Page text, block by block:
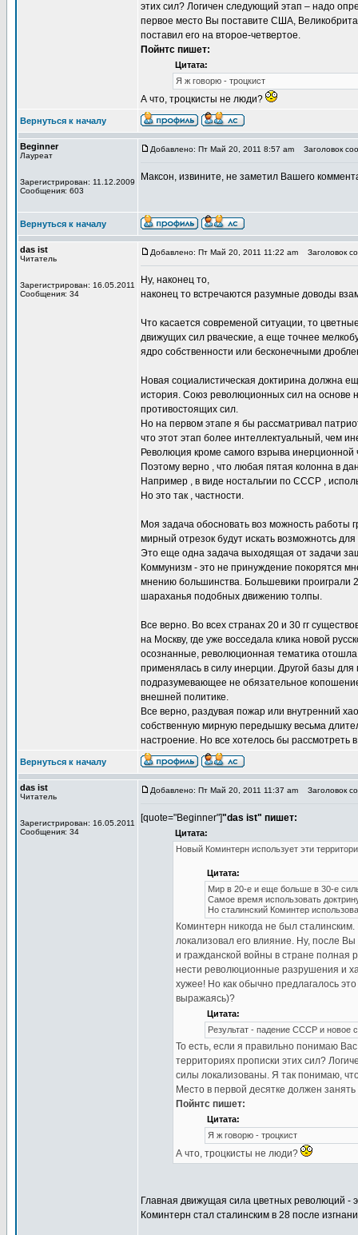
этих сил? Логичен следующий этап – надо
первое место Вы поставите США,
поставил его на второе-четвертое.
Пойнтс пишет:
Цитата:
Я ж говорю - троцкист
А что, троцкисты не люди?
Вернуться к началу
Beginner
Лауреат
Зарегистрирован: 11.12.2009
Сообщения: 603
Добавлено: Пт Май 20, 2011 8:57 am Заголовок
Максон, извините, не заметил Вашего
Вернуться к началу
das ist
Читатель
Зарегистрирован: 16.05.2011
Сообщения: 34
Добавлено: Пт Май 20, 2011 11:22 am Заголовок
Ну, наконец то,
наконец то встречаются разумные доводы
Что касается современой ситуации, то
движущих сил рваческие, а еще точнее
ядро собственности или бесконечными
Новая социалистическая доктирина должна
история. Союз революционных сил на основе
противостоящих сил.
Но на первом этапе я бы рассматривал
что этот этап более интеллектуальный, чем
Революция кроме самого взрыва инерционной
Поэтому верно , что любая пятая колонна в
Например , в виде ностальгии по СССР ,
Но это так , частности.
Моя задача обосновать воз можность работы
мирный отрезок будут искать возможнотсь
Это еще одна задача выходящая от задачи
Коммунизм - это не принуждение покорятся
мнению большинства. Большевики проиграли
шараханья подобных движению толпы.
Все верно. Во всех странах 20 и 30 гг
на Москву, где уже восседала клика новой
осознанные, революционная тематика
применялась в силу инерции. Другой базы
подразумевающее не обязательное
внешней политике.
Все верно, раздувая пожар или внутренний
собственную мирную передышку весьма
настроение. Но все хотелось бы рассмотреть
Вернуться к началу
das ist
Читатель
Зарегистрирован: 16.05.2011
Сообщения: 34
Добавлено: Пт Май 20, 2011 11:37 am Заголовок
[quote="Beginner"]"das ist" пишет:
Цитата:
Новый Коминтерн использует эти
Цитата:
Мир в 20-е и еще больше в 30-е
Самое время использовать
Но сталинский Коминтер
Коминтерн никогда не был сталинским.
локализовал его влияние. Ну, после
и гражданской войны в стране
нести революционные разрушения и
хужее! Но как обычно предлагалось
выражаясь)?
Цитата:
Результат - падение СССР и новое
То есть, если я правильно понимаю
территориях прописки этих сил?
силы локализованы. Я так понимаю,
Место в первой десятке должен
Пойнтс пишет:
Цитата:
Я ж говорю - троцкист
А что, троцкисты не люди?
Главная движущая сила цветных революций -
Коминтерн стал сталинским в 28 после